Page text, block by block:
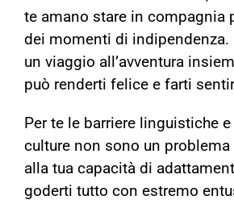
te amano stare in compagnia
dei momenti di indipendenza.
un viaggio all’avventura
può renderti felice e farti
Per te le barriere linguistiche
culture non sono un problema
alla tua capacità di
goderti tutto con estremo